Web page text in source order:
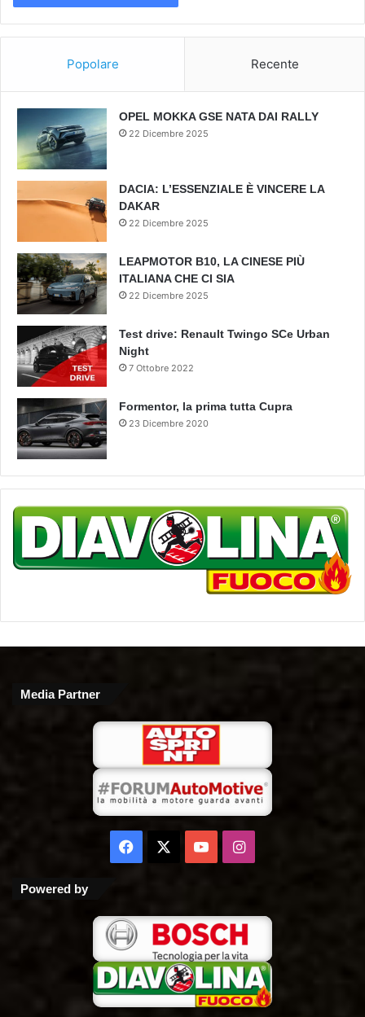
Popolare Recente
OPEL MOKKA GSE NATA DAI RALLY
22 Dicembre 2025
DACIA: L’ESSENZIALE È VINCERE LA
DAKAR
22 Dicembre 2025
LEAPMOTOR B10, LA CINESE PIÙ
ITALIANA CHE CI SIA
22 Dicembre 2025
Test drive: Renault Twingo SCe Urban
Night
7 Ottobre 2022
Formentor, la prima tutta Cupra
23 Dicembre 2020
Media Partner
Facebook You Instagram
Powered by